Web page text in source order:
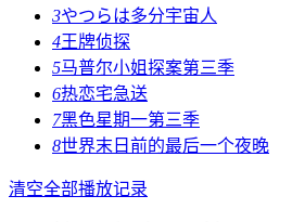
3やつらは多分宇宙人
4王牌侦探
5马普尔小姐探案第三季
6热恋宅急送
7黑色星期一第三季
8世界末日前的最后一个夜晚
清空全部播放记录